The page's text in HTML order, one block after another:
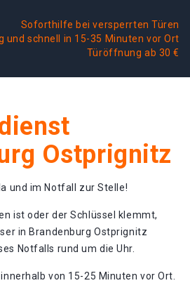
Soforthilfe bei versperrten Türen
und schnell in 15-35 Minuten vor Ort
Türöffnung ab 30 €
Ostprignitz
und im Notfall zur Stelle!
ist oder der Schlüssel klemmt,
in Brandenburg Ostprignitz
Notfalls rund um die Uhr.
von 15-25 Minuten vor Ort.